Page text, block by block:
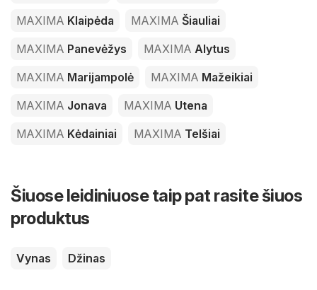
MAXIMA Klaipėda MAXIMA Šiauliai
MAXIMA Panevėžys MAXIMA Alytus
MAXIMA Marijampolė MAXIMA Mažeikiai
MAXIMA Jonava MAXIMA Utena
MAXIMA Kėdainiai MAXIMA Telšiai
Šiuose leidiniuose taip pat rasite šiuos
produktus
Vynas Džinas